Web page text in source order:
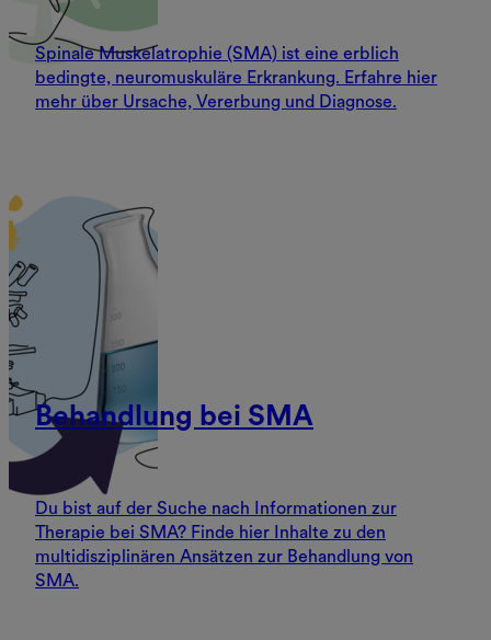
Spinale Muskelatrophie (SMA) ist eine erblich
bedingte, neuromuskuläre Erkrankung. Erfahre hier
mehr über Ursache, Vererbung und Diagnose.
Behandlung bei SMA
Du bist auf der Suche nach Informationen zur
Therapie bei SMA? Finde hier Inhalte zu den
multidisziplinären Ansätzen zur Behandlung von
SMA.